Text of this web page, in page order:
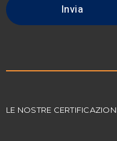
LE NOSTRE CERTIFICAZIONI